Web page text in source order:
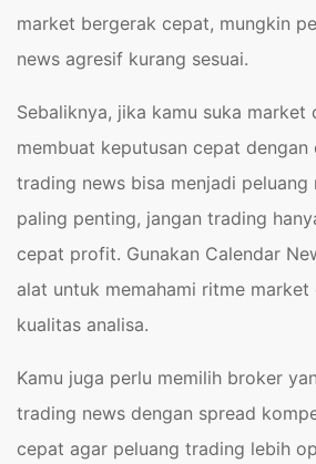
market bergerak cepat, mungkin
news agresif kurang sesuai.
Sebaliknya, jika kamu suka market
membuat keputusan cepat
trading news bisa menjadi peluang
paling penting, jangan trading
cepat profit. Gunakan Calendar
alat untuk memahami ritme market
kualitas analisa.
Kamu juga perlu memilih broker
trading news dengan spread
cepat agar peluang trading lebih